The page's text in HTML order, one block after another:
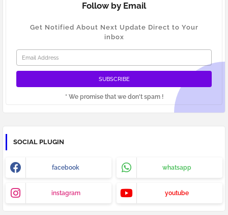
Follow by Email
Get Notified About Next Update Direct to Your
inbox
* We promise that we don't spam !
SOCIAL PLUGIN
facebook whatsapp
instagram youtube